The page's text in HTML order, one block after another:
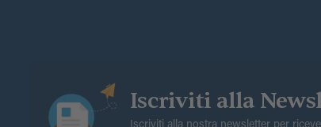
Iscriviti alla